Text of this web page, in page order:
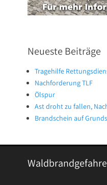
Neueste Beiträge
Tragehilfe
Nachforderung TLF
Ölspur
Ast droht zu fallen,
Brandschein auf